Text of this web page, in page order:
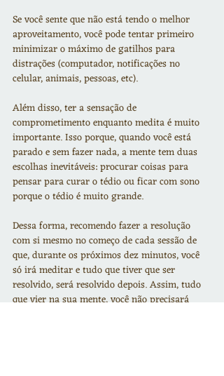
Se você sente que não está tendo o melhor
aproveitamento, você pode tentar primeiro
minimizar o máximo de gatilhos para
distrações (computador, notificações no
celular, animais, pessoas, etc).
Além disso, ter a sensação de
comprometimento enquanto medita é muito
importante. Isso porque, quando você está
parado e sem fazer nada, a mente tem duas
escolhas inevitáveis: procurar coisas para
pensar para curar o tédio ou ficar com sono
porque o tédio é muito grande.
Dessa forma, recomendo fazer a resolução
com si mesmo no começo de cada sessão de
que, durante os próximos dez minutos, você
só irá meditar e tudo que tiver que ser
resolvido, será resolvido depois. Assim, tudo
que vier na sua mente, você não precisará